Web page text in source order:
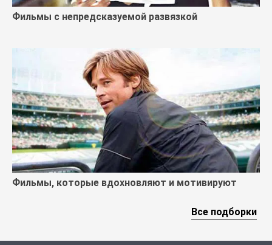
Фильмы с непредсказуемой развязкой
Фильмы, которые вдохновляют и мотивируют
Все подборки